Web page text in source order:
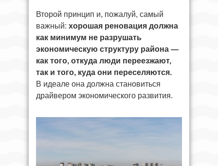
Второй принцип и, пожалуй, самый
важный: хорошая реновация должна
как минимум не разрушать
экономическую структуру района —
как того, откуда люди переезжают,
так и того, куда они переселяются.
В идеале она должна становиться
драйвером экономического развития.